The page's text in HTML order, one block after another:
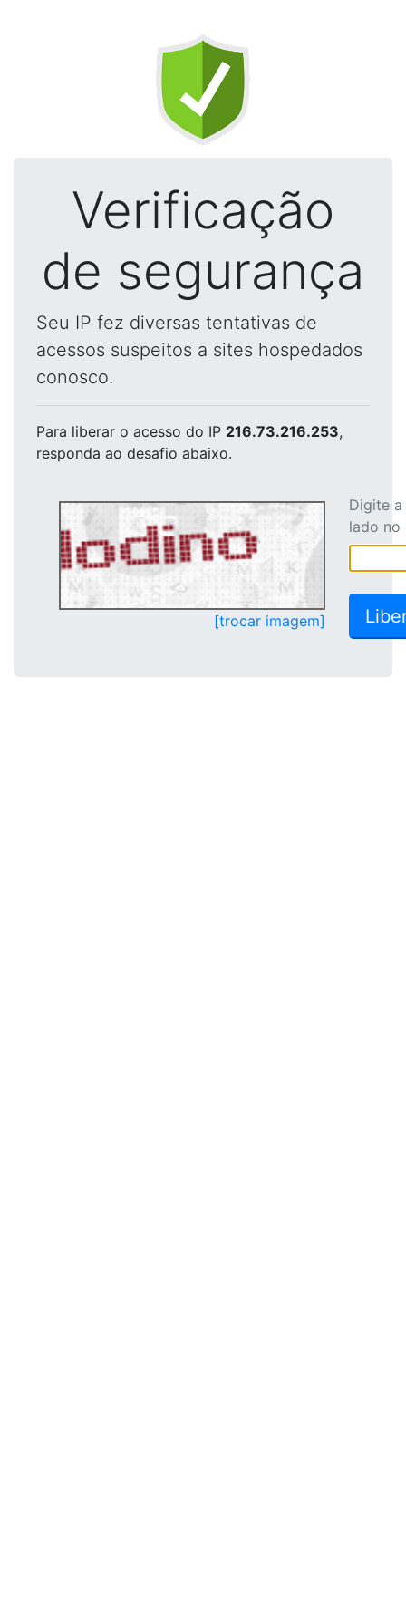
Verificação
de segurança
Seu IP fez diversas tentativas de
acessos suspeitos a sites hospedados
conosco.
Para liberar o acesso do IP 216.73.216.253,
responda ao desafio abaixo.
[trocar imagem]
Digite
lado no